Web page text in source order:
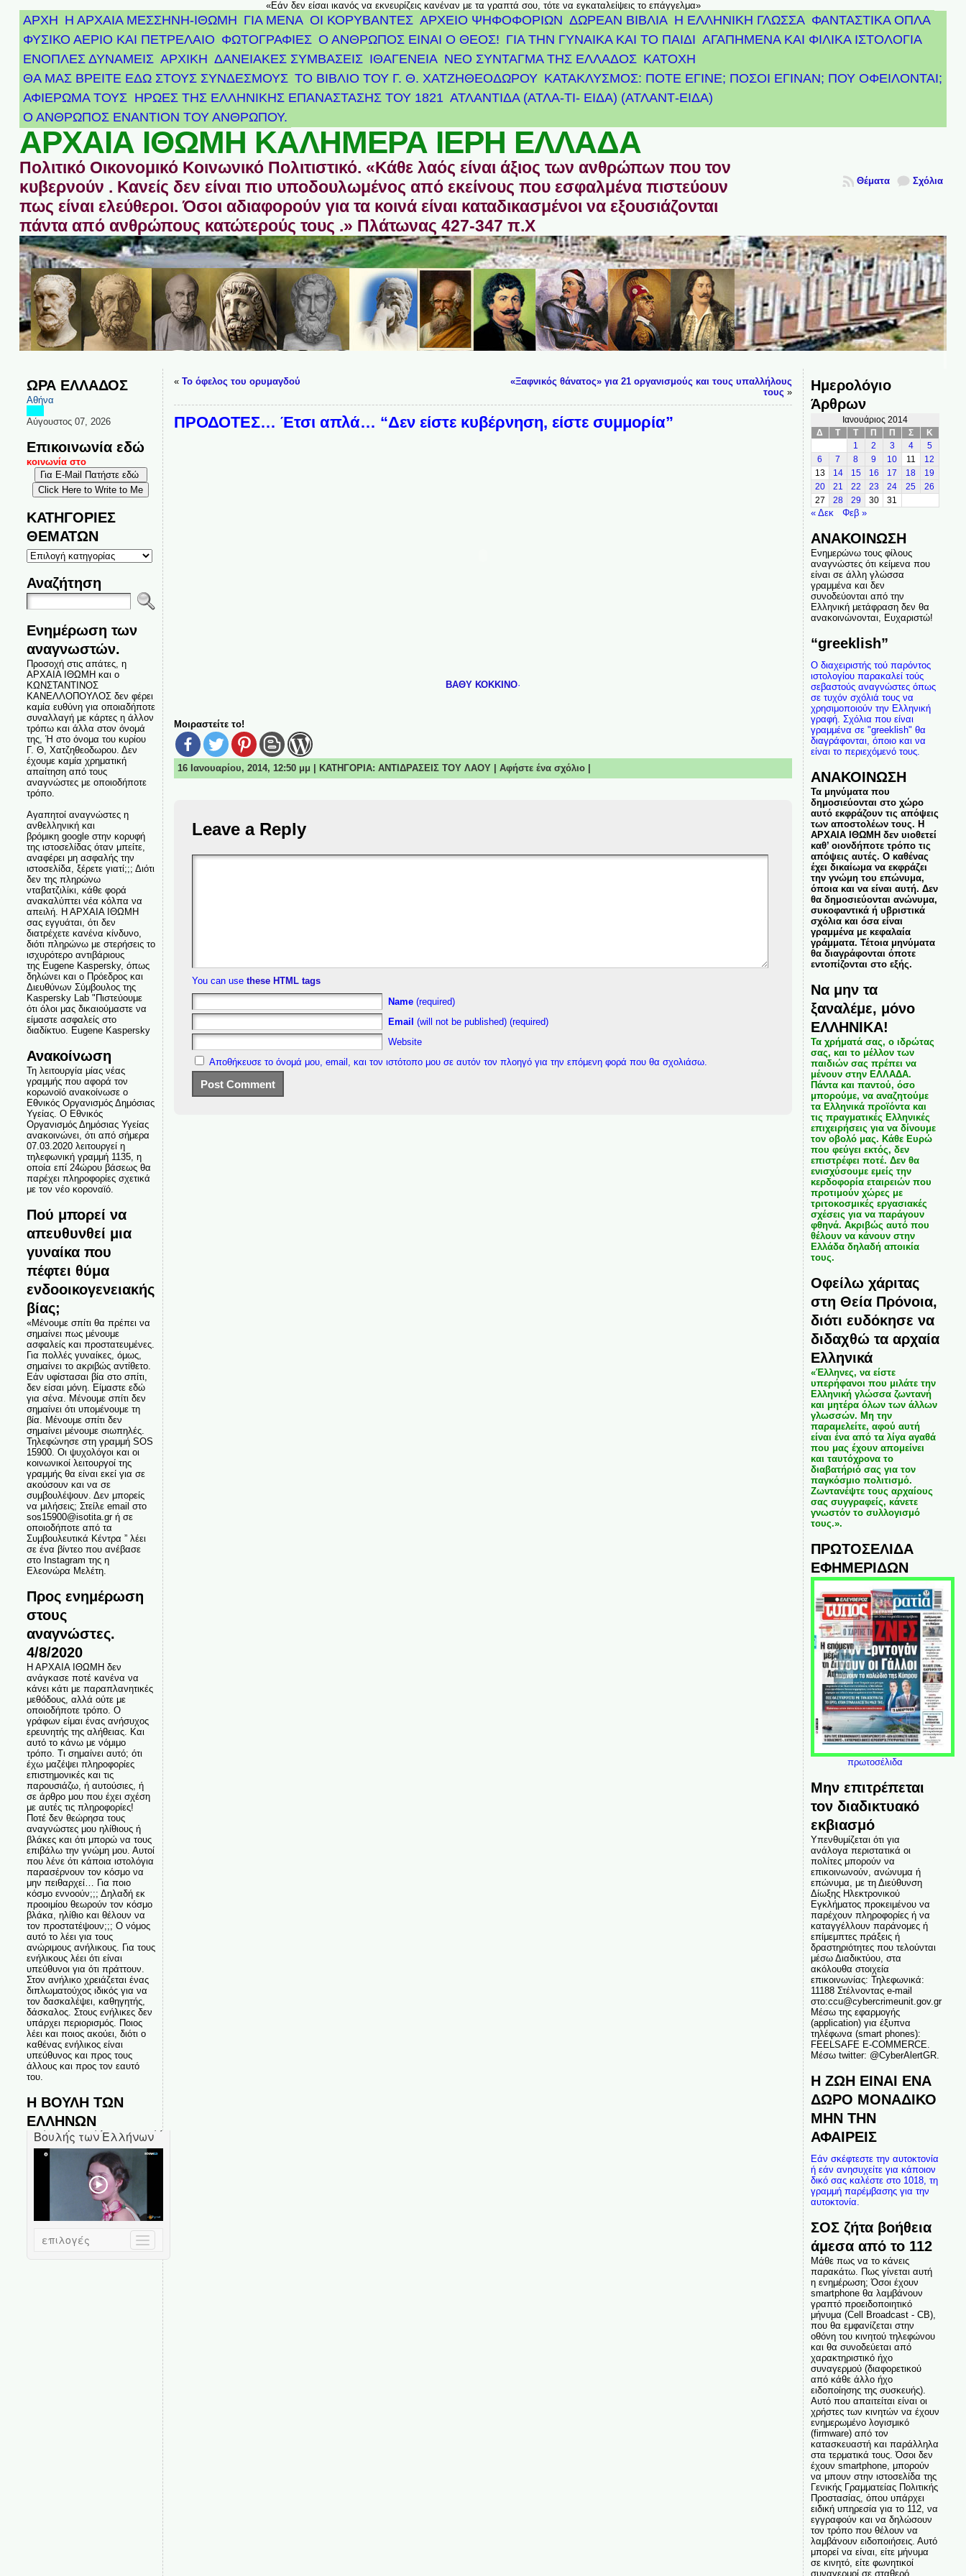
«Εάν δεν είσαι ικανός να εκνευρίζεις κανέναν με τα γραπτά σου, τότε να εγκαταλείψεις το επάγγελμα»
ΑΡΧΗ Η ΑΡΧΑΙΑ ΜΕΣΣΗΝΗ-ΙΘΩΜΗ ΓΙΑ ΜΕΝΑ ΟΙ ΚΟΡΥΒΑΝΤΕΣ ΑΡΧΕΊΟ ΨΗΦΟΦΟΡΙΏΝ ΔΩΡΕΑΝ ΒΙΒΛΙΑ Η ΕΛΛΗΝΙΚΗ ΓΛΩΣΣΑ ΦΑΝΤΑΣΤΙΚΑ ΟΠΛΑ
ΦΥΣΙΚΟ ΑΕΡΙΟ ΚΑΙ ΠΕΤΡΕΛΑΙΟ ΦΩΤΟΓΡΑΦΙΕΣ Ο ΑΝΘΡΩΠΟΣ ΕΙΝΑΙ Ο ΘΕΟΣ! ΓΙΑ ΤΗΝ ΓΥΝΑΙΚΑ ΚΑΙ ΤΟ ΠΑΙΔΙ ΑΓΑΠΗΜΕΝΑ ΚΑΙ ΦΙΛΙΚΑ ΙΣΤΟΛΟΓΙΑ
ΕΝΟΠΛΕΣ ΔΥΝΑΜΕΙΣ ΑΡΧΙΚΉ ΔΑΝΕΙΑΚΕΣ ΣΥΜΒΑΣΕΙΣ ΙΘΑΓΕΝΕΙΑ ΝΕΟ ΣΥΝΤΑΓΜΑ ΤΗΣ ΕΛΛΑΔΟΣ ΚΑΤΟΧΗ
ΘΑ ΜΑΣ ΒΡΕΙΤΕ ΕΔΩ ΣΤΟΥΣ ΣΥΝΔΕΣΜΟΥΣ ΤΟ ΒΙΒΛΙΟ ΤΟΥ Γ. Θ. ΧΑΤΖΗΘΕΟΔΩΡΟΥ ΚΑΤΑΚΛΥΣΜΟΣ: ΠΟΤΕ ΕΓΙΝΕ; ΠΟΣΟΙ ΕΓΙΝΑΝ; ΠΟΥ ΟΦΕΙΛΟΝΤΑΙ;
ΑΦΙΈΡΩΜΑ ΤΟΥΣ ΉΡΩΕΣ ΤΗΣ ΕΛΛΗΝΙΚΉΣ ΕΠΑΝΆΣΤΑΣΗΣ ΤΟΥ 1821 ΑΤΛΑΝΤΊΔΑ (ΑΤΛΑ-ΤΙ- ΕΙΔΑ) (ΑΤΛΑΝΤ-ΕΙΔΑ)
Ο ΑΝΘΡΩΠΟΣ ΕΝΑΝΤΙΟΝ ΤΟΥ ΑΝΘΡΩΠΟΥ.
ΑΡΧΑΙΑ ΙΘΩΜΗ ΚΑΛΗΜΕΡΑ ΙΕΡΗ ΕΛΛΑΔΑ
Πολιτικό Οικονομικό Κοινωνικό Πολιτιστικό. «Κάθε λαός είναι άξιος των ανθρώπων που τον
κυβερνούν . Κανείς δεν είναι πιο υποδουλωμένος από εκείνους που εσφαλμένα πιστεύουν
πως είναι ελεύθεροι. Όσοι αδιαφορούν για τα κοινά είναι καταδικασμένοι να εξουσιάζονται
πάντα από ανθρώπους κατώτερούς τους .» Πλάτωνας 427-347 π.Χ
Σχόλια
Θέματα
ΩΡΑ ΕΛΛΑΔΟΣ
Αθήνα
Αύγουστος 07, 2026
Επικοινωνία εδώ
στο
ΚΑΤΗΓΟΡΙΕΣ
ΘΕΜΑΤΩΝ
ΚΑΤΗΓΟΡΙΕΣ
ΘΕΜΑΤΩΝ
Αναζήτηση
Ενημέρωση των
αναγνωστών.
Προσοχή στις απάτες, η
ΑΡΧΑΙΑ ΙΘΩΜΗ και ο
ΚΩΝΣΤΑΝΤΙΝΟΣ
ΚΑΝΕΛΛΟΠΟΥΛΟΣ δεν φέρει
καμία ευθύνη για οποιαδήποτε
συναλλαγή με κάρτες η άλλον
τρόπω και άλλα στον όνομά
της, Ή στο όνομα του κυρίου
Γ. Θ, Χατζηθεοδωρου. Δεν
έχουμε καμία χρηματική
απαίτηση από τους
αναγνώστες με οποιοδήποτε
τρόπο.
Αγαπητοί αναγνώστες η
ανθελληνική και
βρόμικη google στην κορυφή
της ιστοσελίδας όταν μπείτε,
αναφέρει μη ασφαλής την
ιστοσελίδα, ξέρετε γιατί;;; Διότι
δεν της πληρώνω
νταβατζιλίκι, κάθε φορά
ανακαλύπτει νέα κόλπα να
απειλή. Η ΑΡΧΑΙΑ ΙΘΩΜΗ
σας εγγυάται, ότι δεν
διατρέχετε κανένα κίνδυνο,
διότι πληρώνω με στερήσεις το
ισχυρότερο αντιβάριους
της Eugene Kaspersky, όπως
δηλώνει και ο Πρόεδρος και
Διευθύνων Σύμβουλος της
Kaspersky Lab "Πιστεύουμε
ότι όλοι μας δικαιούμαστε να
είμαστε ασφαλείς στο
διαδίκτυο. Eugene Kaspersky
Ανακοίνωση
Τη λειτουργία μίας νέας
γραμμής που αφορά τον
κορωνοϊό ανακοίνωσε ο
Εθνικός Οργανισμός Δημόσιας
Υγείας. Ο Εθνικός
Οργανισμός Δημόσιας Υγείας
ανακοινώνει, ότι από σήμερα
07.03.2020 λειτουργεί η
τηλεφωνική γραμμή 1135, η
οποία επί 24ώρου βάσεως θα
παρέχει πληροφορίες σχετικά
με τον νέο κοροναϊό.
Πού μπορεί να
απευθυνθεί μια
γυναίκα που
πέφτει θύμα
ενδοοικογενειακής
βίας;
«Μένουμε σπίτι θα πρέπει να
σημαίνει πως μένουμε
ασφαλείς και προστατευμένες.
Για πολλές γυναίκες, όμως,
σημαίνει το ακριβώς αντίθετο.
Εάν υφίστασαι βία στο σπίτι,
δεν είσαι μόνη. Είμαστε εδώ
για σένα. Μένουμε σπίτι δεν
σημαίνει ότι υπομένουμε τη
βία. Μένουμε σπίτι δεν
σημαίνει μένουμε σιωπηλές.
Τηλεφώνησε στη γραμμή SOS
15900. Οι ψυχολόγοι και οι
κοινωνικοί λειτουργοί της
γραμμής θα είναι εκεί για σε
ακούσουν και να σε
συμβουλέψουν. Δεν μπορείς
να μιλήσεις; Στείλε email στο
sos15900@isotita.gr ή σε
οποιοδήποτε από τα
Συμβουλευτικά Κέντρα ” λέει
σε ένα βίντεο που ανέβασε
στο Instagram της η
Ελεονώρα Μελέτη.
Προς ενημέρωση
στους
αναγνώστες.
4/8/2020
Η ΑΡΧΑΙΑ ΙΘΩΜΗ δεν
ανάγκασε ποτέ κανένα να
κάνει κάτι με παραπλανητικές
μεθόδους, αλλά ούτε με
οποιοδήποτε τρόπο. Ο
γράφων είμαι ένας ανήσυχος
ερευνητής της αλήθειας. Και
αυτό το κάνω με νόμιμο
τρόπο. Τι σημαίνει αυτό; ότι
έχω μαζέψει πληροφορίες
επιστημονικές και τις
παρουσιάζω, ή αυτούσιες, ή
σε άρθρο μου που έχει σχέση
με αυτές τις πληροφορίες!
Ποτέ δεν θεώρησα τους
αναγνώστες μου ηλίθιους ή
βλάκες και ότι μπορώ να τους
επιβάλω την γνώμη μου. Αυτοί
που λένε ότι κάποια ιστολόγια
παρασέρνουν τον κόσμο να
μην πειθαρχεί… Για ποιο
κόσμο εννοούν;;; Δηλαδή εκ
προοιμίου θεωρούν τον κόσμο
βλάκα, ηλίθιο και θέλουν να
τον προστατέψουν;;; Ο νόμος
αυτό το λέει για τους
ανώριμους ανήλικους. Για τους
ενήλικους λέει ότι είναι
υπεύθυνοι για ότι πράττουν.
Στον ανήλικο χρειάζεται ένας
διπλωματούχος ιδικός για να
τον δασκαλέψει, καθηγητής,
δάσκαλος. Στους ενήλικες δεν
υπάρχει περιορισμός. Ποιος
λέει και ποιος ακούει, διότι ο
καθένας ενήλικος είναι
υπεύθυνος και προς τους
άλλους και προς τον εαυτό
του.
Η ΒΟΥΛΗ ΤΩΝ
ΕΛΛΗΝΩΝ
« Το όφελος του ορυμαγδού
«Ξαφνικός θάνατος» για 21 οργανισμούς και τους υπαλλήλους
τους »
ΠΡΟΔΟΤΕΣ… Έτσι απλά… “Δεν είστε κυβέρνηση, είστε συμμορία”
ΒΑΘΥ ΚΟΚΚΙΝΟ·
Μοιραστείτε το!
16 Ιανουαρίου, 2014, 12:50 μμ | ΚΑΤΗΓΟΡΙΑ: ΑΝΤΙΔΡΑΣΕΙΣ ΤΟΥ ΛΑΟΥ| Αφήστε ένα σχόλιο|
Leave a Reply
You can use these HTML tags
Name (required)
Email (will not be published) (required)
Website
Αποθήκευσε το όνομά μου, email, και τον ιστότοπο μου σε αυτόν τον πλοηγό για την επόμενη φορά που θα σχολιάσω.
Ημερολόγιο
Άρθρων
Ιανουάριος 2014
Δ
Τ Τ Π Π Σ
Κ
1
2 3 4
5
6
7 8 9 10 11
12
13
14 15 16 17 18
19
20
21 22 23 24 25
26
27
28 29 30 31
« Δεκ Φεβ »
ΑΝΑΚΟΙΝΩΣΗ
Ενημερώνω τους φίλους
αναγνώστες ότι κείμενα που
είναι σε άλλη γλώσσα
γραμμένα και δεν
συνοδεύονται από την
Ελληνική μετάφραση δεν θα
ανακοινώνονται, Ευχαριστώ!
“greeklish”
Ο διαχειριστής τού παρόντος
ιστολογίου παρακαλεί τούς
σεβαστούς αναγνώστες όπως
σε τυχόν σχόλιά τους να
χρησιμοποιούν την Ελληνική
γραφή. Σχόλια που είναι
γραμμένα σε "greeklish" θα
διαγράφονται, όποιο και να
είναι το περιεχόμενό τους.
ΑΝΑΚΟΙΝΩΣΗ
Τα μηνύματα που
δημοσιεύονται στο χώρο
αυτό εκφράζουν τις απόψεις
των αποστολέων τους. Η
ΑΡΧΑΙΑ ΙΘΩΜΗ δεν υιοθετεί
καθ’ οιονδήποτε τρόπο τις
απόψεις αυτές. Ο καθένας
έχει δικαίωμα να εκφράζει
την γνώμη του επώνυμα,
όποια και να είναι αυτή. Δεν
θα δημοσιεύονται ανώνυμα,
συκοφαντικά ή υβριστικά
σχόλια και όσα είναι
γραμμένα με κεφαλαία
γράμματα. Τέτοια μηνύματα
θα διαγράφονται όποτε
εντοπίζονται στο εξής.
Να μην τα
ξαναλέμε, μόνο
ΕΛΛΗΝΙΚΑ!
Τα χρήματά σας, ο ιδρώτας
σας, και το μέλλον των
παιδιών σας πρέπει να
μένουν στην ΕΛΛΑΔΑ.
Πάντα και παντού, όσο
μπορούμε, να αναζητούμε
τα Ελληνικά προϊόντα και
τις πραγματικές Ελληνικές
επιχειρήσεις για να δίνουμε
τον οβολό μας. Κάθε Ευρώ
που φεύγει εκτός, δεν
επιστρέφει ποτέ. Δεν θα
ενισχύσουμε εμείς την
κερδοφορία εταιρειών που
προτιμούν χώρες με
τριτοκοσμικές εργασιακές
σχέσεις για να παράγουν
φθηνά. Ακριβώς αυτό που
θέλουν να κάνουν στην
Ελλάδα δηλαδή αποικία
τους.
Οφείλω χάριτας
στη Θεία Πρόνοια,
διότι ευδόκησε να
διδαχθώ τα αρχαία
Ελληνικά
«Έλληνες, να είστε
υπερήφανοι που μιλάτε την
Ελληνική γλώσσα ζωντανή
και μητέρα όλων των άλλων
γλωσσών. Μη την
παραμελείτε, αφού αυτή
είναι ένα από τα λίγα αγαθά
που μας έχουν απομείνει
και ταυτόχρονα το
διαβατήριό σας για τον
παγκόσμιο πολιτισμό.
Ζωντανέψτε τους αρχαίους
σας συγγραφείς, κάνετε
γνωστόν το συλλογισμό
τους.».
ΠΡΩΤΟΣΕΛΙΔΑ
ΕΦΗΜΕΡΙΔΩΝ
πρωτοσέλιδα
Μην επιτρέπεται
τον διαδικτυακό
εκβιασμό
Υπενθυμίζεται ότι για
ανάλογα περιστατικά οι
πολίτες μπορούν να
επικοινωνούν, ανώνυμα ή
επώνυμα, με τη Διεύθυνση
Δίωξης Ηλεκτρονικού
Εγκλήματος προκειμένου να
παρέχουν πληροφορίες ή να
καταγγέλλουν παράνομες ή
επίμεμπτες πράξεις ή
δραστηριότητες που τελούνται
μέσω Διαδικτύου, στα
ακόλουθα στοιχεία
επικοινωνίας: Τηλεφωνικά:
11188 Στέλνοντας e-mail
στο:ccu@cybercrimeunit.gov.gr
Μέσω της εφαρμογής
(application) για έξυπνα
τηλέφωνα (smart phones):
FEELSAFE E-COMMERCE.
Μέσω twitter: @CyberAlertGR.
Η ΖΩΗ ΕΙΝΑΙ ΕΝΑ
ΔΩΡΟ ΜΟΝΑΔΙΚΟ
ΜΗΝ ΤΗΝ
ΑΦΑΙΡΕΙΣ
Εάν σκέφτεστε την αυτοκτονία
ή εάν ανησυχείτε για κάποιον
δικό σας καλέστε στο 1018, τη
γραμμή παρέμβασης για την
αυτοκτονία.
ΣΟΣ ζήτα βοήθεια
άμεσα από το 112
Μάθε πως να το κάνεις
παρακάτω. Πως γίνεται αυτή
η ενημέρωση; Όσοι έχουν
smartphone θα λαμβάνουν
γραπτό προειδοποιητικό
μήνυμα (Cell Broadcast - CB),
που θα εμφανίζεται στην
οθόνη του κινητού τηλεφώνου
και θα συνοδεύεται από
χαρακτηριστικό ήχο
συναγερμού (διαφορετικού
από κάθε άλλο ήχο
ειδοποίησης της συσκευής).
Αυτό που απαιτείται είναι οι
χρήστες των κινητών να έχουν
ενημερωμένο λογισμικό
(firmware) από τον
κατασκευαστή και παράλληλα
στα τερματικά τους. Όσοι δεν
έχουν smartphone, μπορούν
να μπουν στην ιστοσελίδα της
Γενικής Γραμματείας Πολιτικής
Προστασίας, όπου υπάρχει
ειδική υπηρεσία για το 112, να
εγγραφούν και να δηλώσουν
τον τρόπο που θέλουν να
λαμβάνουν ειδοποιήσεις. Αυτό
μπορεί να είναι, είτε μήνυμα
σε κινητό, είτε φωνητικοί
συναγερμοί σε σταθερό